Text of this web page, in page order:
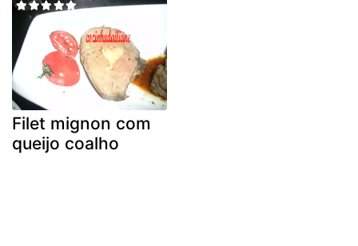
Filet mignon com
queijo coalho